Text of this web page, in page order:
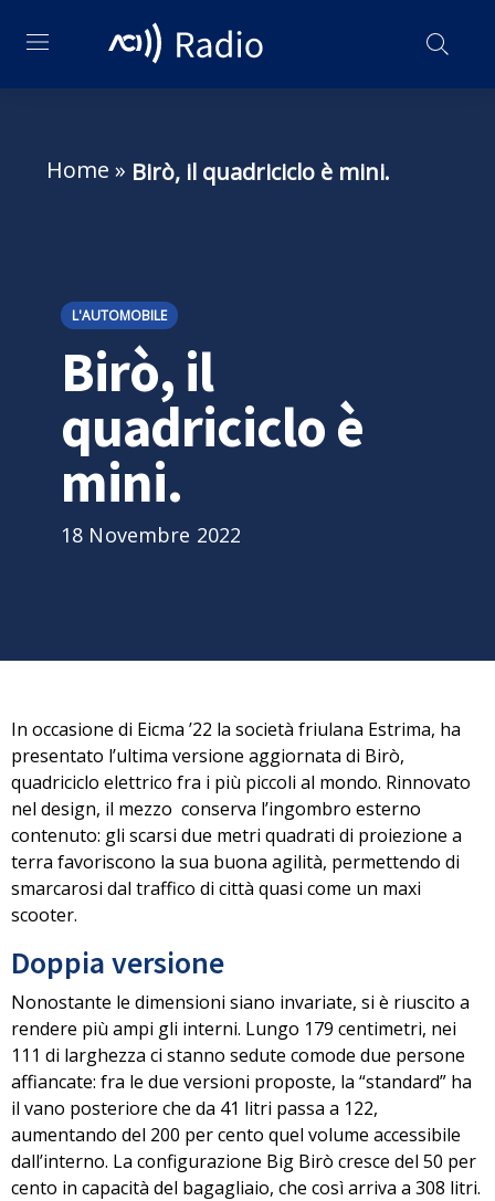
Home » Birò, il quadriciclo è mini.
L'AUTOMOBILE
Birò, il
quadriciclo è
mini.
18 Novembre 2022
In occasione di Eicma ’22 la società friulana Estrima, ha
presentato l’ultima versione aggiornata di Birò,
quadriciclo elettrico fra i più piccoli al mondo. Rinnovato
nel design, il mezzo conserva l’ingombro esterno
contenuto: gli scarsi due metri quadrati di proiezione a
terra favoriscono la sua buona agilità, permettendo di
smarcarosi dal traffico di città quasi come un maxi
scooter.
Doppia versione
Nonostante le dimensioni siano invariate, si è riuscito a
rendere più ampi gli interni. Lungo 179 centimetri, nei
111 di larghezza ci stanno sedute comode due persone
affiancate: fra le due versioni proposte, la “standard” ha
il vano posteriore che da 41 litri passa a 122,
aumentando del 200 per cento quel volume accessibile
dall’interno. La configurazione Big Birò cresce del 50 per
cento in capacità del bagagliaio, che così arriva a 308 litri.